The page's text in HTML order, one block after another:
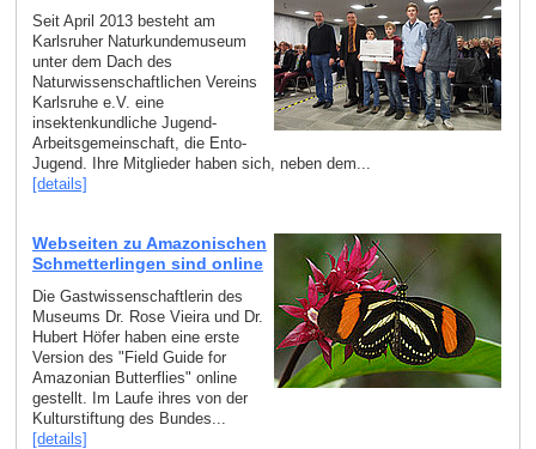
Seit April 2013 besteht am
Karlsruher Naturkundemuseum
unter dem Dach des
Naturwissenschaftlichen Vereins
Karlsruhe e.V. eine
insektenkundliche Jugend-
Arbeitsgemeinschaft, die Ento-
Jugend. Ihre Mitglieder haben sich, neben dem...
[details]
Webseiten zu Amazonischen
Schmetterlingen sind online
Die Gastwissenschaftlerin des
Museums Dr. Rose Vieira und Dr.
Hubert Höfer haben eine erste
Version des "Field Guide for
Amazonian Butterflies" online
gestellt. Im Laufe ihres von der
Kulturstiftung des Bundes...
[details]